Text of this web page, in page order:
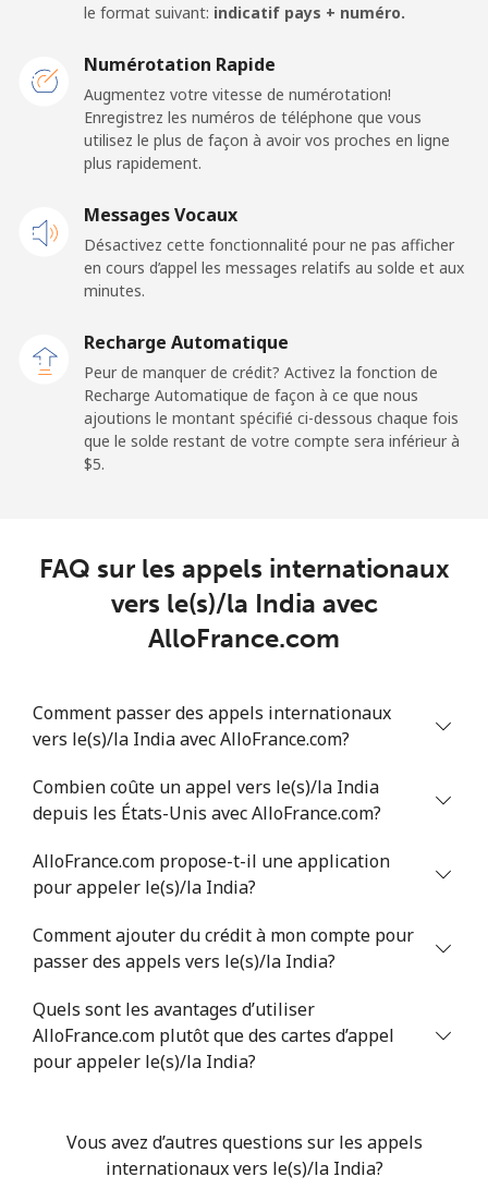
⁦51.5c⁩ 9 min pour ⁦$5⁩
Iraq
Ligne fixe ⁦37.5c⁩
⁦40.9c⁩ 12 min pour ⁦$5⁩ -
Ligne fixe ⁦2.1c⁩
238 min pour
⁦$5⁩
⁦6.5c⁩ 76 min pour ⁦$5⁩
Italy
⁦$5⁩
⁦$5⁩
Ivory Coast
Mobile ⁦65.5c⁩ 7 min pour ⁦$5⁩ ⁦49c⁩
le format suivant: indicatif pays + numéro.
Numérotation Rapide
Augmentez votre vitesse de numérotation!
Enregistrez les numéros de téléphone que vous
utilisez le plus de façon à avoir vos proches en ligne
plus rapidement.
Messages Vocaux
Désactivez cette fonctionnalité pour ne pas afficher
en cours d’appel les messages relatifs au solde et aux
minutes.
Recharge Automatique
Peur de manquer de crédit? Activez la fonction de
Recharge Automatique de façon à ce que nous
ajoutions le montant spécifié ci-dessous chaque fois
que le solde restant de votre compte sera inférieur à
⁦$5⁩.
FAQ sur les appels internationaux
vers le(s)/la India avec
AlloFrance.com
Comment passer des appels internationaux
vers le(s)/la India avec AlloFrance.com?
Combien coûte un appel vers le(s)/la India
depuis les États-Unis avec AlloFrance.com?
AlloFrance.com propose-t-il une application
pour appeler le(s)/la India?
Comment ajouter du crédit à mon compte pour
passer des appels vers le(s)/la India?
Quels sont les avantages d’utiliser
AlloFrance.com plutôt que des cartes d’appel
pour appeler le(s)/la India?
Vous avez d’autres questions sur les appels
internationaux vers le(s)/la India?